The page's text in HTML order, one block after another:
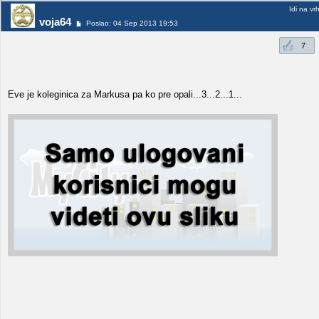
voja64 Poslao: 04 Sep 2013 19:53
Idi na vrh
7
Eve je koleginica za Markusa pa ko pre opali...3...2...1...